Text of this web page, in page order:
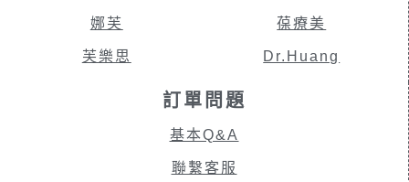
娜芙
芙樂思
葆療美
Dr.Huang
訂單問題
基本Q&A
聯繫客服